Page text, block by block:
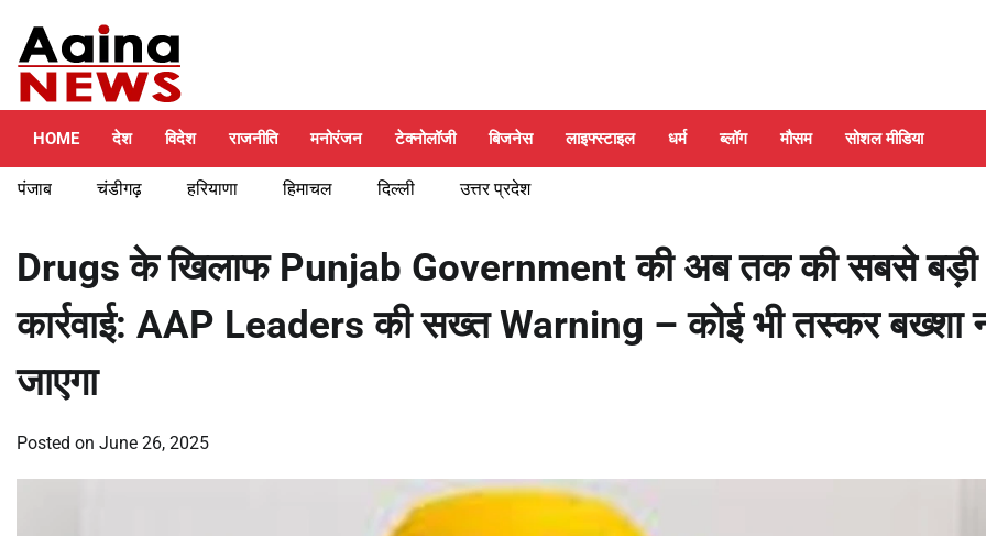
content
HOME देश विदेश राजनीति मनोरंजन टेक्नोलॉजी बिजनेस लाइफ्स्टाइल धर्म ब्लॉग मौसम सोशल मीडिया
पंजाब चंडीगढ़ हरियाणा हिमाचल दिल्ली उत्तर प्रदेश
Drugs के खिलाफ Punjab Government की अब तक की सबसे बड़ी
कार्रवाई: AAP Leaders की सख्त Warning – कोई भी तस्कर बख्शा
जाएगा
Posted on June 26, 2025